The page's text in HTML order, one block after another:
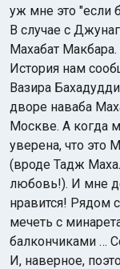
уж мне это "если
В случае с
Махабат
История нам
Вазира
дворе наваба
Москве. А когда
уверена, что это
(вроде Тадж
любовь!). И мне
нравится! Рядом
мечеть с
балкончиками …
И, наверное,